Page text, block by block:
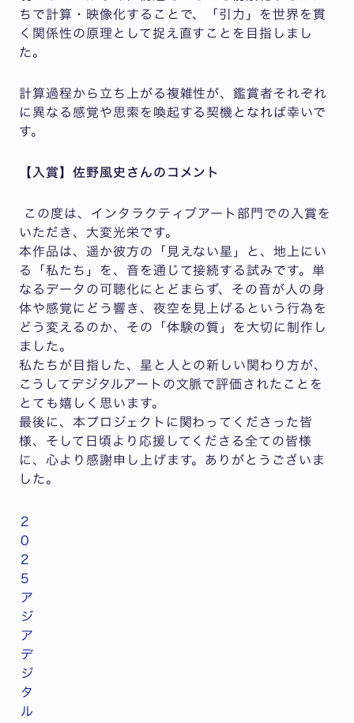
ちで計算・映像化することで、「引力」を世界を貫
く関係性の原理として捉え直すことを目指しまし
た。
計算過程から立ち上がる複雑性が、鑑賞者それぞれ
に異なる感覚や思索を喚起する契機となれば幸いで
す。
【入賞】佐野風史さんのコメント
この度は、インタラクティブアート部門での入賞を
いただき、大変光栄です。
本作品は、遥か彼方の「見えない星」と、地上にい
る「私たち」を、音を通じて接続する試みです。単
なるデータの可聴化にとどまらず、その音が人の身
体や感覚にどう響き、夜空を見上げるという行為を
どう変えるのか、その「体験の質」を大切に制作し
ました。
私たちが目指した、星と人との新しい関わり方が、
こうしてデジタルアートの文脈で評価されたことを
とても嬉しく思います。
最後に、本プロジェクトに関わってくださった皆
様、そして日頃より応援してくださる全ての皆様
に、心より感謝申し上げます。ありがとうございま
した。
2
0
2
5
ア
ジ
ア
デ
ジ
タ
ル